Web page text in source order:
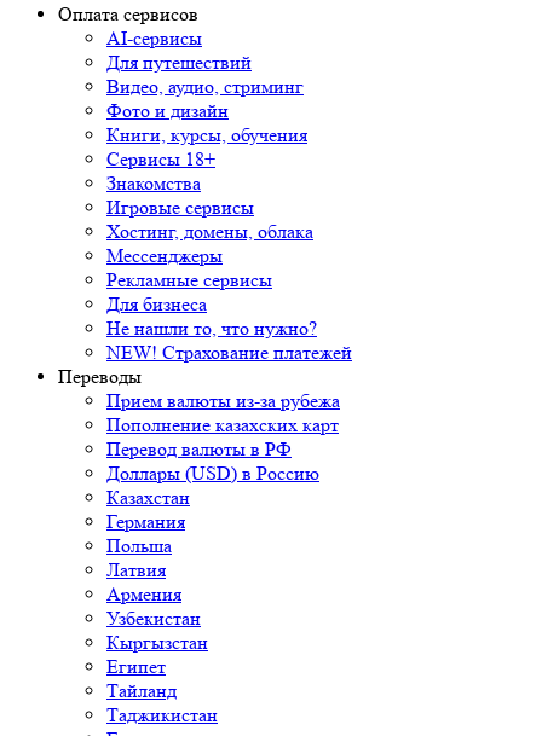
Оплата сервисов
AI-сервисы
Для путешествий
Видео, аудио, стриминг
Фото и дизайн
Книги, курсы, обучения
Сервисы 18+
Знакомства
Игровые сервисы
Хостинг, домены, облака
Мессенджеры
Рекламные сервисы
Для бизнеса
Не нашли то, что нужно?
NEW! Страхование платежей
Переводы
Прием валюты из-за рубежа
Пополнение казахских карт
Перевод валюты в РФ
Доллары (USD) в Россию
Казахстан
Германия
Польша
Латвия
Армения
Узбекистан
Кыргызстан
Египет
Тайланд
Таджикистан